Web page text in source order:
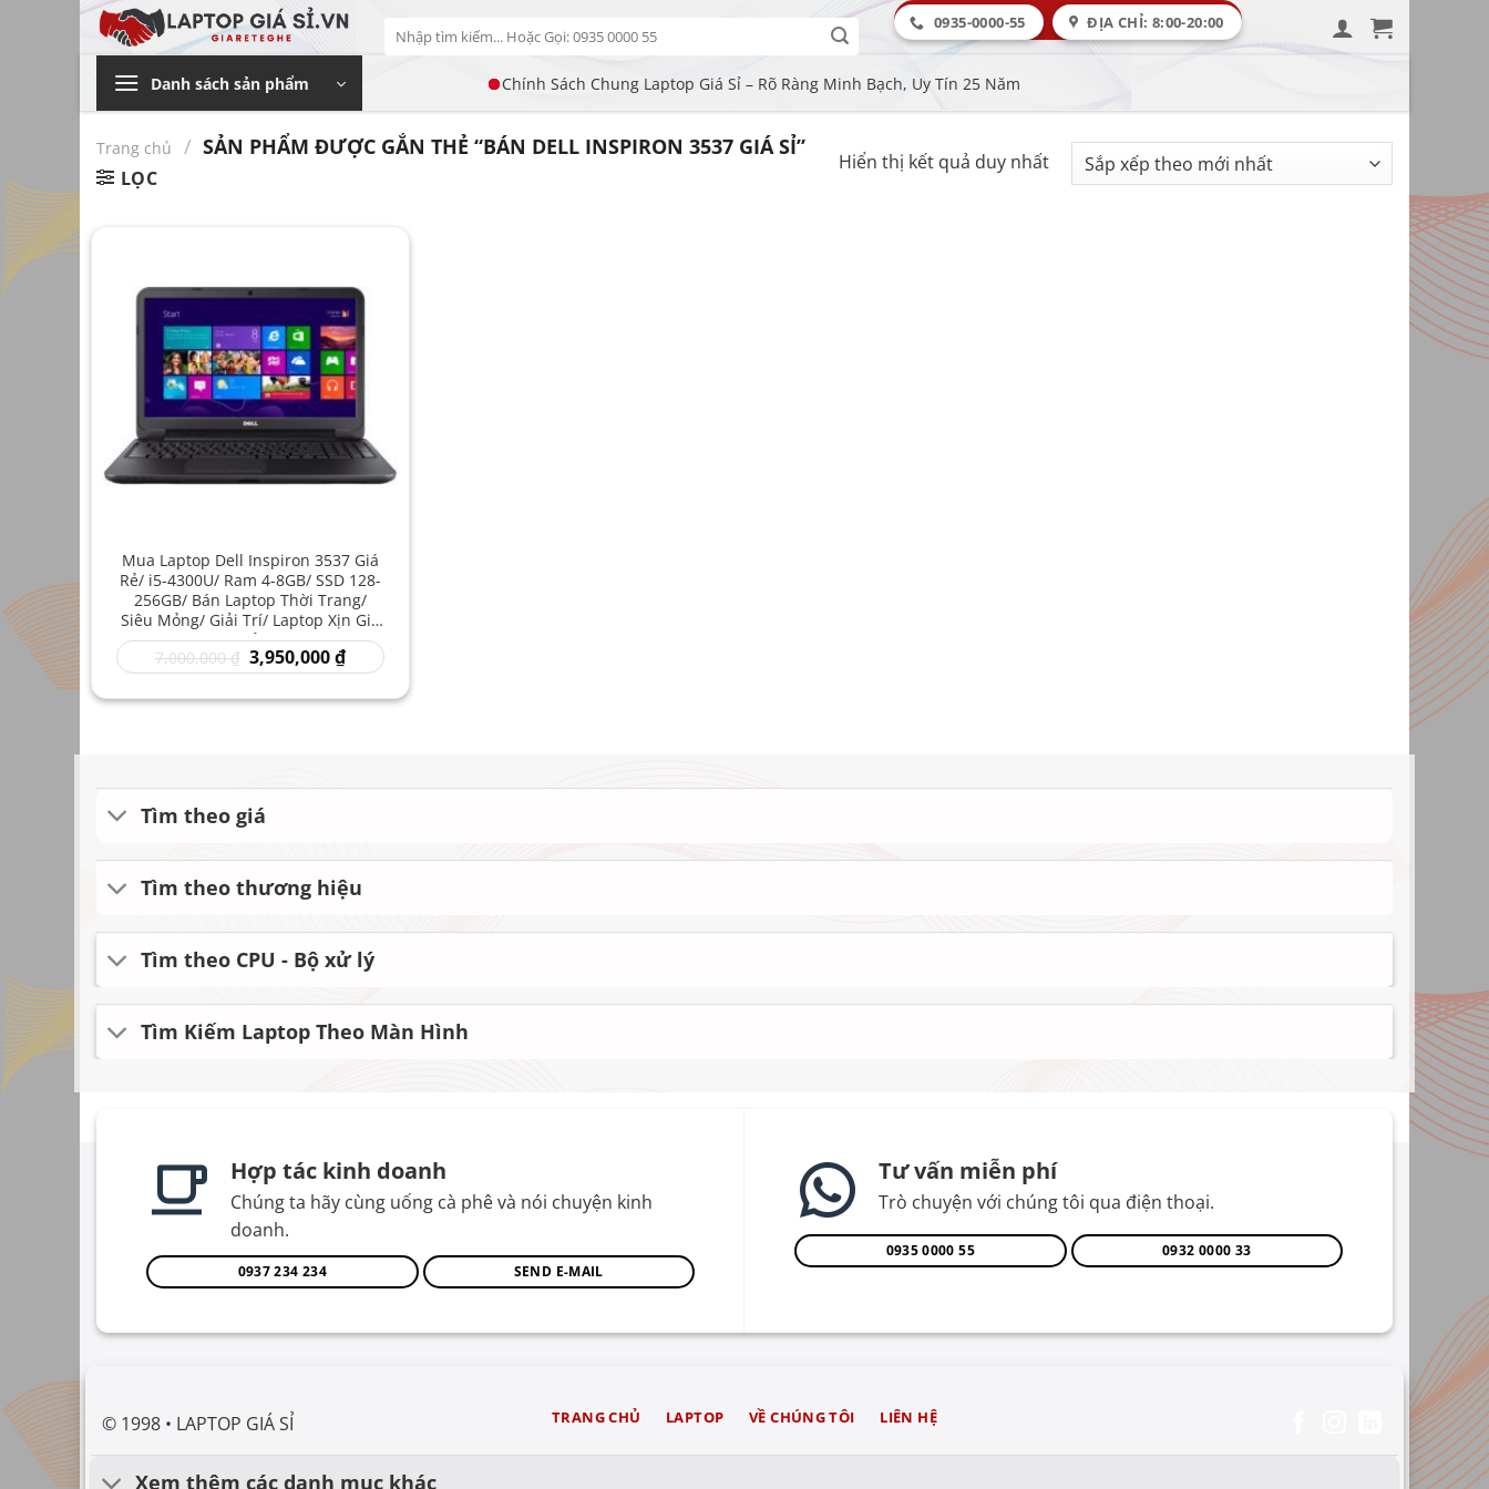
Bỏ
qua
dung
Tìm
kiếm:
0935-0000-55 ĐỊA CHỈ: 8:00-20:00
Danh sách sản phẩm Chính Sách Chung Laptop Giá Sỉ – Rõ Ràng Minh Bạch, Uy Tín 25 Năm
Trang chủ / SẢN PHẨM ĐƯỢC GẮN THẺ “BÁN DELL INSPIRON 3537 GIÁ SỈ”
LỌC
Hiển thị kết quả duy nhất
Mua Laptop Dell Inspiron 3537 Giá
Rẻ/ i5-4300U/ Ram 4-8GB/ SSD 128-
256GB/ Bán Laptop Thời Trang/
Siêu Mỏng/ Giải Trí/ Laptop Xịn Giá
Rẻ
7,000,000₫ Giá
gốc
7,000,000 ₫.
3,950,000₫Giá
hiện
là:
Tìm theo giá
Tìm theo thương hiệu
Tìm theo CPU - Bộ xử lý
Tìm Kiếm Laptop Theo Màn Hình
Hợp tác kinh doanh
Chúng ta hãy cùng uống cà phê và nói chuyện kinh
doanh.
0937 234 234 SEND E-MAIL
Tư vấn miễn phí
Trò chuyện với chúng tôi qua điện thoại.
0935 0000 55 0932 0000 33
© 1998 • LAPTOP GIÁ SỈ TRANG CHỦ LAPTOP VỀ CHÚNG TÔI LIÊN HỆ
Xem thêm các danh mục khác